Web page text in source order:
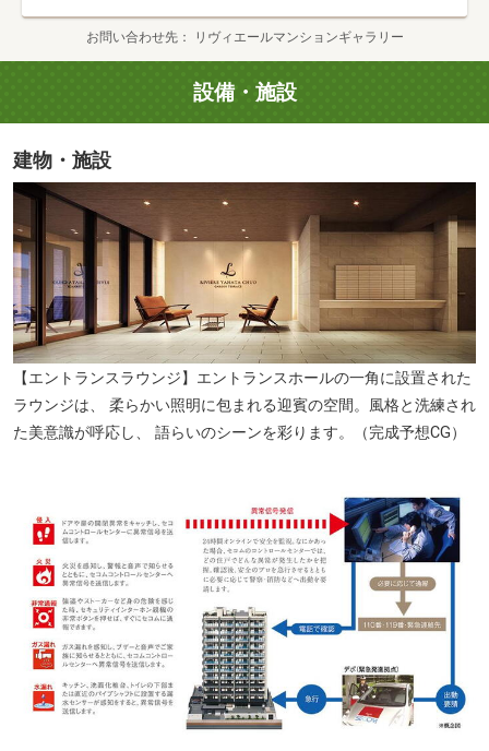
ローソン（約110m／徒歩2分）
セブンイレブン（約240m／徒歩3分）
お問い合わせ先 リヴィエールマンションギャラリー
設備・施設
建物・施設
【エントランスラウンジ】エントランスホールの一角に設置された
ラウンジは、 柔らかい照明に包まれる迎賓の空間。風格と洗練され
た美意識が呼応し、 語らいのシーンを彩ります。（完成予想CG）